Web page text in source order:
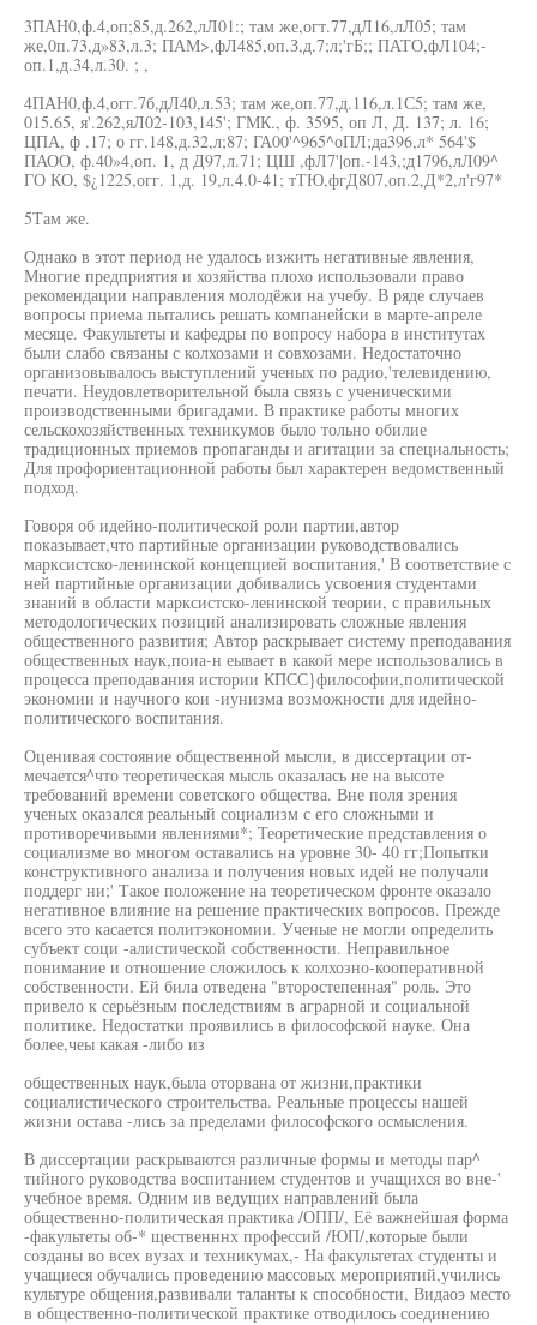
3ПАН0,ф.4,оп;85,д.262,лЛ01:; там же,огт.77,дЛ16,лЛ05; там
же,0п.73,д»83,л.3; ПАМ>,фЛ485,оп.З,д.7;л;'гБ;; ПАТО,фЛ104;-
оп.1,д.34,л.30. ; ,
4ПАН0,ф.4,огг.7б,дЛ40,л.53; там же,оп.77,д.116,л.1С5; там же,
015.65, я'.262,яЛ02-103,145'; ГМК., ф. 3595, оп Л, Д. 137; л. 16;
ЦПА, ф .17; о гг.148,д.32,л;87; ГА00'^965^оПЛ;да396,л* 564'$
ПАОО, ф.40»4,оп. 1, д Д97,л.71; ЦШ ,фЛ7'|оп.-143,;д1796,лЛ09^
ГО КО, $¿1225,огг. 1,д. 19,л.4.0-41; тТЮ,фгД807,оп.2,Д*2,л'г97*
5Там же.
Однако в этот период не удалось изжить негативные явления,
Многие предприятия и хозяйства плохо использовали право
рекомендации направления молодёжи на учебу. В ряде случаев
вопросы приема пытались решать компанейски в марте-апреле
месяце. Факультеты и кафедры по вопросу набора в институтах
были слабо связаны с колхозами и совхозами. Недостаточно
организовывалось выступлений ученых по радио,'телевидению,
печати. Неудовлетворительной была связь с ученическими
производственными бригадами. В практике работы многих
сельскохозяйственных техникумов было тольно обилие
традиционных приемов пропаганды и агитации за специальность;
Для профориентационной работы был характерен ведомственный
подход.
Говоря об идейно-политической роли партии,автор
показывает,что партийные организации руководствовались
марксистско-ленинской концепцией воспитания,' В соответствие с
ней партийные организации добивались усвоения студентами
знаний в области марксистско-ленинской теории, с правильных
методологических позиций анализировать сложные явления
общественного развития; Автор раскрывает систему преподавания
общественных наук,поиа-н еывает в какой мере использовались в
процесса преподавания истории КПСС}философии,политической
экономии и научного кои -иунизма возможности для идейно-
политического воспитания.
Оценивая состояние общественной мысли, в диссертации от-
мечается^что теоретическая мысль оказалась не на высоте
требований времени советского общества. Вне поля зрения
ученых оказался реальный социализм с его сложными и
противоречивыми явлениями*; Теоретические представления о
социализме во многом оставались на уровне 30- 40 гг;Попытки
конструктивного анализа и получения новых идей не получали
поддерг ни;' Такое положение на теоретическом фронте оказало
негативное влияние на решение практических вопросов. Прежде
всего это касается политэкономии. Ученые не могли определить
субъект соци -алистической собственности. Неправильное
понимание и отношение сложилось к колхозно-кооперативной
собственности. Ей била отведена "второстепенная" роль. Это
привело к серьёзным последствиям в аграрной и социальной
политике. Недостатки проявились в философской науке. Она
более,чеы какая -либо из
общественных наук,была оторвана от жизни,практики
социалистического строительства. Реальные процессы нашей
жизни остава -лись за пределами философского осмысления.
В диссертации раскрываются различные формы и методы пар^
тийного руководства воспитанием студентов и учащихся во вне-'
учебное время. Одним ив ведущих направлений была
общественно-политическая практика /ОПП/, Её важнейшая форма
-факультеты об-* щественннх профессий /ЮП/,которые были
созданы во всех вузах и техникумах,- На факультетах студенты и
учащиеся обучались проведению массовых мероприятий,учились
культуре общения,развивали таланты к способности, Видаоэ место
в общественно-политической практике отводилось соединению